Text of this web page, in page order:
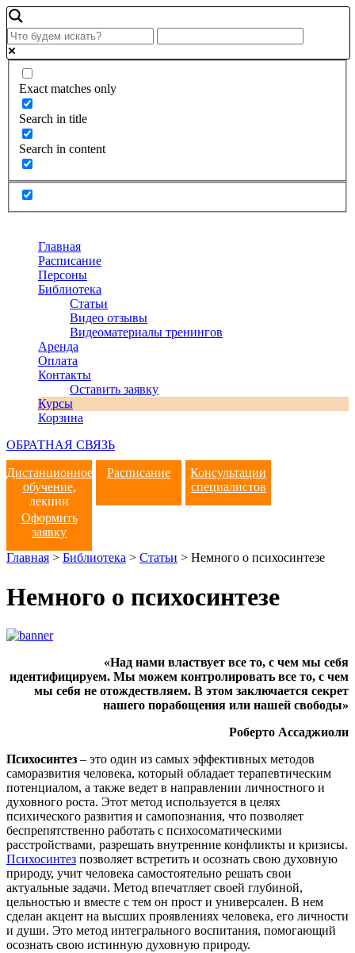
Exact matches only
Search in title
Search in content
Главная
Расписание
Персоны
Библиотека
Статьи
Видео отзывы
Видеоматериалы тренингов
Аренда
Оплата
Контакты
Оставить заявку
Курсы
Корзина
ОБРАТНАЯ СВЯЗЬ
Дистанционное
обучение,
лекции
Расписание
Консультации
специалистов
Оформить
заявку
Главная > Библиотека > Статьи > Немного о психосинтезе
Немного о психосинтезе
«Над нами властвует все то, с чем мы себя
идентифицируем. Мы можем контролировать все то, с чем
мы себя не отождествляем. В этом заключается секрет
нашего порабощения или нашей свободы»
Роберто Ассаджиоли
Психосинтез – это один из самых эффективных методов
саморазвития человека, который обладает терапевтическим
потенциалом, а также ведет в направлении личностного и
духовного роста. Этот метод используется в целях
психического развития и самопознания, что позволяет
беспрепятственно работать с психосоматическими
расстройствами, разрешать внутренние конфликты и кризисы.
Психосинтез позволяет встретить и осознать свою духовную
природу, учит человека самостоятельно решать свои
актуальные задачи. Метод впечатляет своей глубиной,
цельностью и вместе с тем он прост и универсален. В нем
сделан акцент на высших проявлениях человека, его личности
и души. Это метод интегрального воспитания, помогающий
осознать свою истинную духовную природу.